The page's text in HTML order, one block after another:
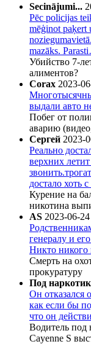
Secinājumi...
Pēc policijas
mēģinot paķert
mazāks.
Убийство 7-
алиментов?
Corax 2023-
выдали авто
Побег от
аварию
Сергей 2023-
Реально
верхних
достало хоть
Курение на
никотина
AS 2023-06-
генералу и
Никто никого
Смерть на
прокуратуру
Под
Он отказался
как если бы
что он
Водитель под
Cayenne S